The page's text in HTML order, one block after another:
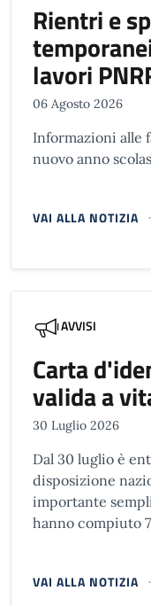
Rientri e
lavori
06 Agosto 2026
Informazioni alle
nuovo anno
VAI ALLA NOTIZIA
AVVISI
Carta
valida a
30 Luglio 2026
Dal 30 luglio è
disposizione
importante
hanno compiuto
VAI ALLA NOTIZIA